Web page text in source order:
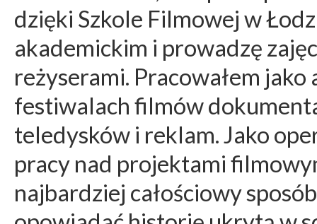
dzięki Szkole Filmowej w
akademickim i prowadzę
reżyserami. Pracowałem
festiwalach filmów
teledysków i reklam. Jako
pracy nad projektami
najbardziej całościowy